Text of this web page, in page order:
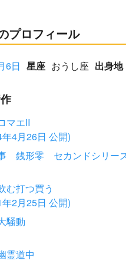
プロフィール
6日 星座 おうし座 出身地
マエII
4月26日 公開)
銭形零 セカンドシリー
打つ買う
2月25日 公開)
騒動
霊道中